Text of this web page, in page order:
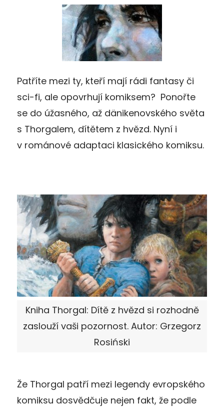
Patříte mezi ty, kteří mají rádi fantasy či
sci-fi, ale opovrhují komiksem? Ponořte
se do úžasného, až dänikenovského světa
s Thorgalem, dítětem z hvězd. Nyní i
v románové adaptaci klasického komiksu.
Kniha Thorgal: Dítě z hvězd si rozhodně
zaslouží vaši pozornost. Autor: Grzegorz
Rosiński
Že Thorgal patří mezi legendy evropského
komiksu dosvědčuje nejen fakt, že podle